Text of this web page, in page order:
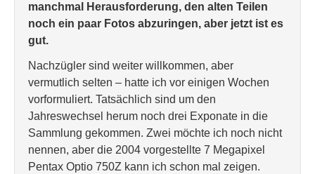
manchmal Herausforderung, den alten Teilen
noch ein paar Fotos abzuringen, aber jetzt ist es
gut.
Nachzügler sind weiter willkommen, aber
vermutlich selten – hatte ich vor einigen Wochen
vorformuliert. Tatsächlich sind um den
Jahreswechsel herum noch drei Exponate in die
Sammlung gekommen. Zwei möchte ich noch nicht
nennen, aber die 2004 vorgestellte 7 Megapixel
Pentax Optio 750Z kann ich schon mal zeigen.